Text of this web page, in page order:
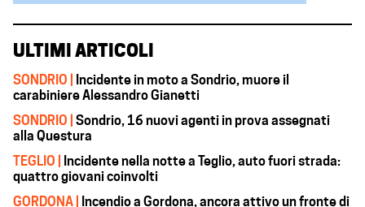
ULTIMI ARTICOLI
SONDRIO |
Incidente in moto a Sondrio, muore il
carabiniere Alessandro Gianetti
SONDRIO | Sondrio, 16 nuovi agenti in prova assegnati
alla Questura
TEGLIO |
Incidente nella notte a Teglio, auto fuori strada:
quattro giovani coinvolti
GORDONA |
Incendio a Gordona, ancora attivo un fronte di